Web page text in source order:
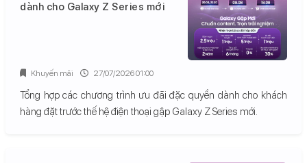
dành cho Galaxy Z Series mới
Tổng hợp các chương trình ưu đãi đặc quyền dành cho khách
hàng đặt trước thế hệ điện thoại gập Galaxy Z Series mới.
Khuyến mãi 27/07/2026 01:00